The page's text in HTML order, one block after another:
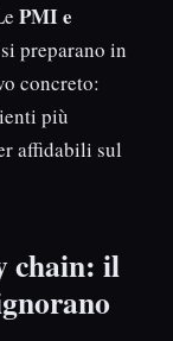
PMI e
preparano in
concreto:
più
affidabili sul
chain: il